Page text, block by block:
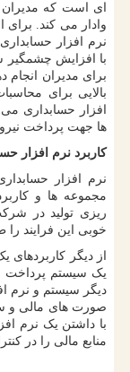
‌ای است که
وادار می کند.
نرم افزار
با افزایش چشمگیر
برای مدیران
بالایی برای
افزار حسابداری
ها جهت پرداخت
کاربرد نرم افزار
نرم افزار
مجموعه ها و
ریزی تولید در
خوبی این فرایند را
از دیگر کاربردهای
یک سیستم پرداخت
دیگر سیستم و نرم
صورت های مالی و
با داشتن یک نرم
منابع مالی را در